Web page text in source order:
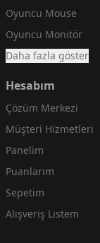
Oyuncu Mouse
Oyuncu Monitör
Daha fazla göster
Hesabım
Çözüm Merkezi
Müşteri Hizmetleri
Panelim
Puanlarım
Sepetim
Alışveriş Listem